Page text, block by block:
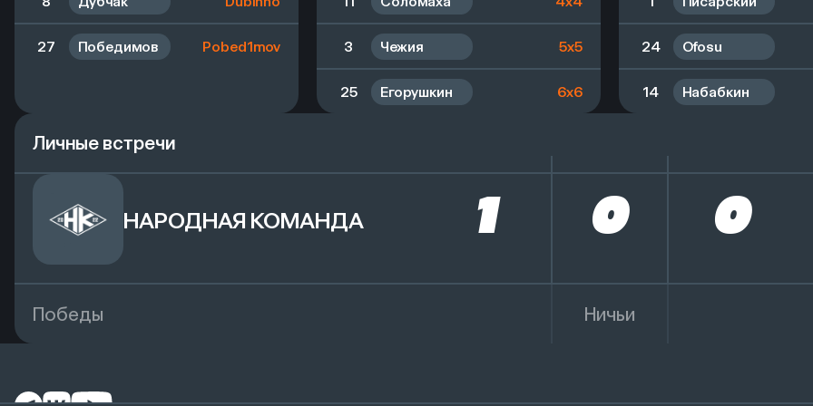
27 Победимов Pobed1mov 3 Чежия 5x5
25 Егорушкин 6x6
24 Ofosu
14 Набабкин
Личные встречи
НАРОДНАЯ КОМАНДА 1 0 0
Победы Ничьи